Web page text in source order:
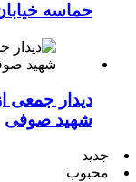
حماسه
دیدار جمعی
شهید صوفی
جدید
محبوب